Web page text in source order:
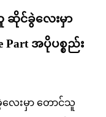
ဆိုင်ခွဲလေးမှာ
အပိုပစ္စည်း
ေးမှာ တောင်သူ